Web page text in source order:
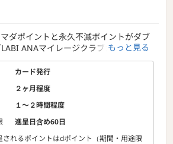
ダポイントと永久不滅ポイントがダブ
ANAマイレージクラブカード】
ダポイントをプレゼント
ス「FAST LABI(即時クレジット利用サ
マダ店舗で使えるポイントに交換可能
OTSUKAで対象商品が最長36回まで分
もっと見る
カード発行
２ヶ月程度
１〜２時間程度
進呈日含め60日
れるポイントはdポイント（期間・用途限